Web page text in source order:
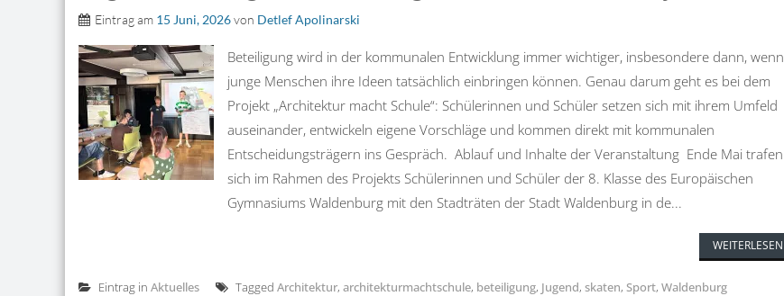
Eintrag am 15 Juni, 2026von Detlef Apolinarski
Beteiligung wird in der kommunalen Entwicklung immer wichtiger, insbesondere dann, wenn
junge Menschen ihre Ideen tatsächlich einbringen können. Genau darum geht es bei dem
Projekt „Architektur macht Schule“: Schülerinnen und Schüler setzen sich mit ihrem Umfeld
auseinander, entwickeln eigene Vorschläge und kommen direkt mit kommunalen
Entscheidungsträgern ins Gespräch. Ablauf und Inhalte der Veranstaltung Ende Mai trafen
sich im Rahmen des Projekts Schülerinnen und Schüler der 8. Klasse des Europäischen
Gymnasiums Waldenburg mit den Stadträten der Stadt Waldenburg in de...
WEITERLESEN
Eintrag in Aktuelles Tagged Architektur, architekturmachtschule, beteiligung, Jugend, skaten, Sport, Waldenburg